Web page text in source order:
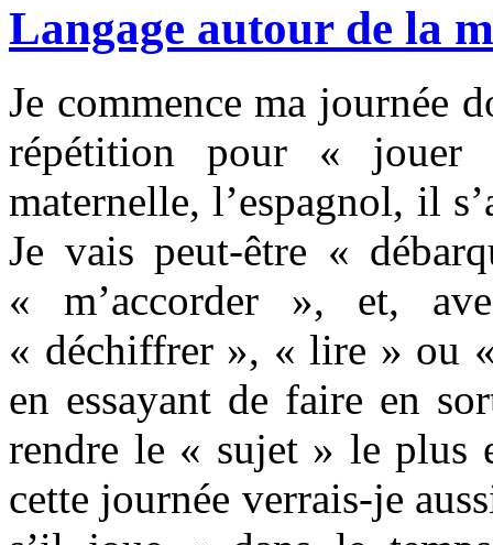
Langage autour de la
Je commence ma journée
répétition pour « jouer
maternelle, l’espagnol, il
Je vais peut-être «
« m’accorder », et,
« déchiffrer », « lire » ou
en essayant de faire en
rendre le « sujet » le plus
cette journée verrais-je